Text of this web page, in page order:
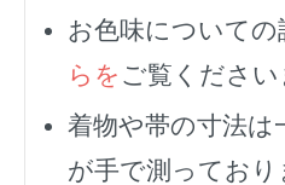
お色味についての
らを ご覧ください
着物や帯の寸法は
が手で測ってお